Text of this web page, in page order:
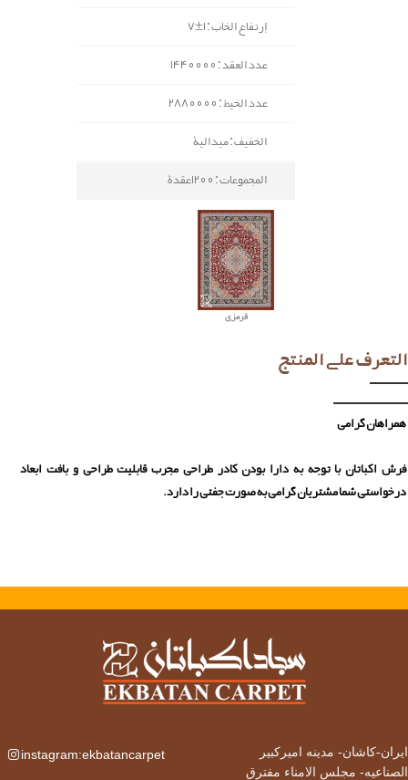
إرتفاع الخاب : 1±7
عدد العقد : 1440000
عدد الخيط : 2880000
الخفيف : ميدالية
المجموعات : 1200عقدة
قرمزي
التعرف علی المنتج
همراهان گرامی
فرش اکباتان با توجه به دارا بودن کادر طراحی مجرب قابلیت طراحی و بافت ابعاد
درخواستی شما مشتریان گرامی به صورت جفتی را دارد.
ایران-کاشان- مدینه امیرکبیر
الصناعیه- مجلس الامناء مفترق
instagram:ekbatancarpet